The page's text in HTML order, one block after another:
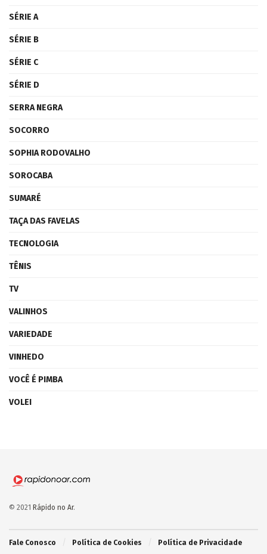
SÉRIE A
SÉRIE B
SÉRIE C
SÉRIE D
SERRA NEGRA
SOCORRO
SOPHIA RODOVALHO
SOROCABA
SUMARÉ
TAÇA DAS FAVELAS
TECNOLOGIA
TÊNIS
TV
VALINHOS
VARIEDADE
VINHEDO
VOCÊ É PIMBA
VOLEI
© 2021 Rápido no Ar.
Fale Conosco Política de Cookies Política de Privacidade